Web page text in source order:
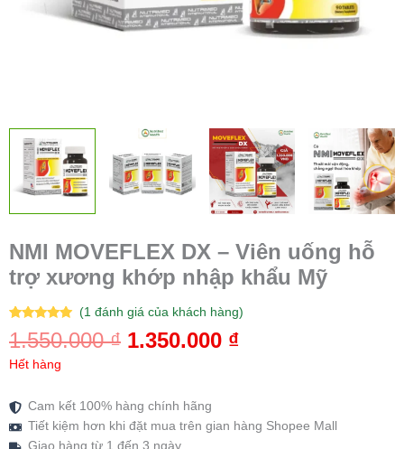
NMI MOVEFLEX DX – Viên uống hỗ
trợ xương khớp nhập khẩu Mỹ
5.00trên 5
dựa trên
1
(1đánh giá của khách hàng)
1.550.000₫ 1.350.000 ₫
Hết hàng
Cam kết 100% hàng chính hãng
Tiết kiệm hơn khi đặt mua trên gian hàng Shopee Mall
Giao hàng từ 1 đến 3 ngày